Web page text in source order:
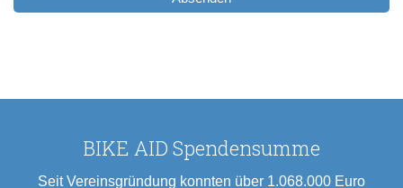
BIKE AID Spendensumme
Seit Vereinsgründung konnten über 1.068.000 Euro